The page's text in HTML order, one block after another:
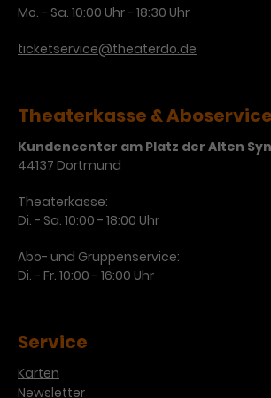
Zweck
Das ist ein von Google
gesetztes Cookie.
Daten werden nur
Datenübertragungen
Remarketing-Funktionen
bereitzustellen.
Name IDE
Anbieter Google / DoubleClick
Zweck
Mo. - Sa. 10:00 Uhr - 18:30 Uhr
ticketservice@theaterdo.de
Theaterkasse & Aboservice
Kundencenter am Platz der Alten
44137 Dortmund
Theaterkasse:
Di. - Sa. 10:00 - 18:00 Uhr
Abo- und Gruppenservice:
Di. - Fr. 10:00 - 16:00 Uhr
Service
Karten
Newsletter